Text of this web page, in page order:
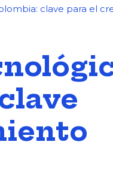
clave para el